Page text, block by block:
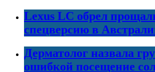
Lexus LC обрел
спецверсию в
Дерматолог назвала
ошибкой посещение